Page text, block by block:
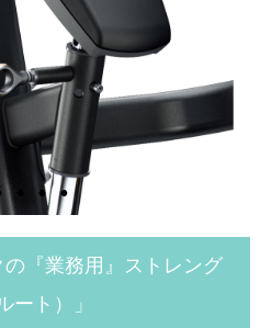
『業務用』ストレング
ート）」